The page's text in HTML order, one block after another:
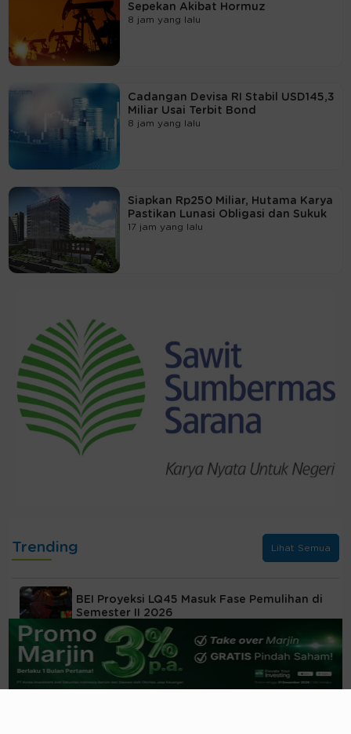
Sepekan Akibat Hormuz
8 jam yang lalu
Cadangan Devisa RI Stabil USD145,3
Miliar Usai Terbit Bond
8 jam yang lalu
Siapkan Rp250 Miliar, Hutama Karya
Pastikan Lunasi Obligasi dan Sukuk
17 jam yang lalu
Trending Lihat Semua
BEI Proyeksi LQ45 Masuk Fase Pemulihan di
Semester II 2026
3 jam yang lalu
Secret Recipe MAPI, Segmen SportMAPA
Jadi Tulang Punggung Laba